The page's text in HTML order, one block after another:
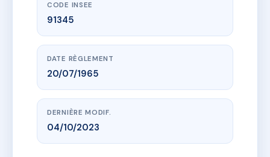
CODE INSEE
91345
DATE RÈGLEMENT
20/07/1965
DERNIÈRE MODIF.
04/10/2023